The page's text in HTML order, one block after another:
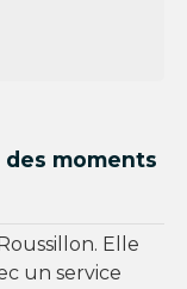
moments
Elle
un service